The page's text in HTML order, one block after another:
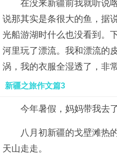
在没来新疆前我就听说
说那其实是条很大的鱼，据
光船游湖时什么也没看到。
河里玩了漂流。我和漂流的
涡，我的衣服全湿透了，非
新疆之旅作文篇3
今年暑假，妈妈带我去
八月初新疆的戈壁滩热
天山走走。